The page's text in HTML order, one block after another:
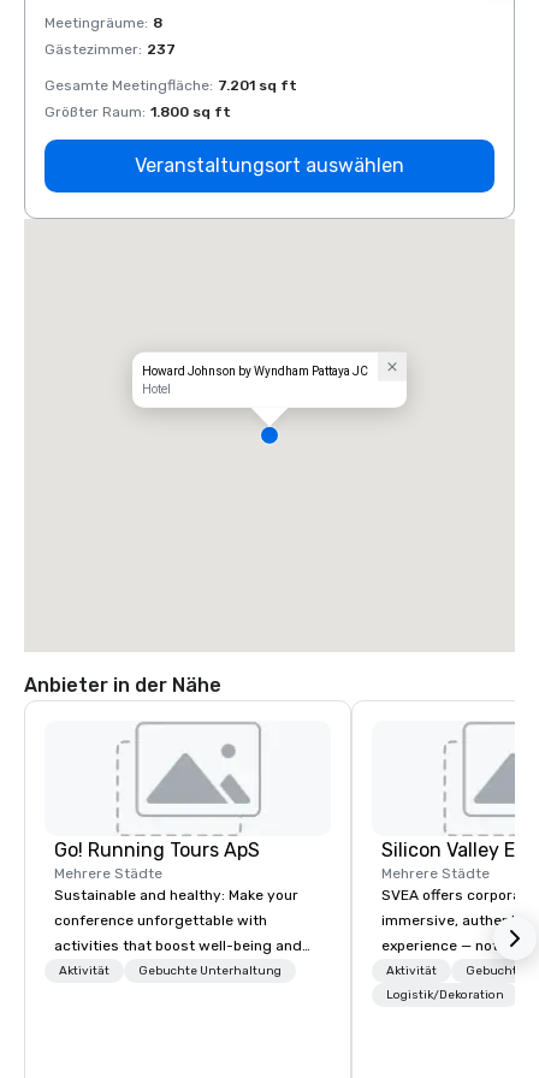
Meetingräume: 8
Gästezimmer: 237
Gesamte Meetingfläche: 7.201 sq ft
Größter Raum: 1.800 sq ft
Veranstaltungsort auswählen
Howard Johnson by Wyndham Pattaya JC
Hotel
Anbieter in der Nähe
Go! Running Tours ApS
Mehrere Städte
Sustainable and healthy: Make your
conference unforgettable with
activities that boost well-being and
lower carbon footprints. Explore the
Aktivität Gebuchte Unterhaltung
Mehrere Städte
SVEA offers
immersive, authentic
experience — not a
transformation. We
facilitate custom
Aktivität
Gebuchte
Logistik/Dekoration